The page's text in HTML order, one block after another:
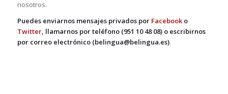
nosotros.
Puedes enviarnos mensajes privados por Facebooko
Twitter, llamarnos por teléfono (951 10 48 08) o escribirnos
por correo electrónico (belingua@belingua.es).